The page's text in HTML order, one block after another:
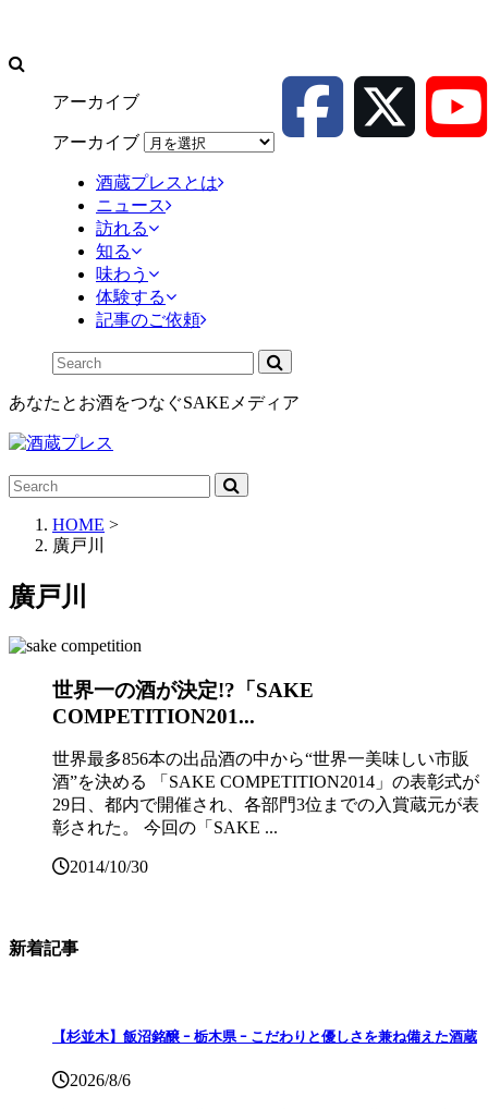
アーカイブ
アーカイブ
酒蔵プレスとは
ニュース
訪れる
知る
味わう
体験する
記事のご依頼
あなたとお酒をつなぐSAKEメディア
HOME >
廣戸川
廣戸川
世界一の酒が決定!?「SAKE
COMPETITION201...
世界最多856本の出品酒の中から“世界一美味しい市販
酒”を決める 「SAKE COMPETITION2014」の表彰式が
29日、都内で開催され、各部門3位までの入賞蔵元が表
彰された。 今回の「SAKE ...
2014/10/30
新着記事
【杉並木】飯沼銘醸 ｰ 栃木県 ｰ こだわりと優しさを兼ね備えた酒蔵
2026/8/6